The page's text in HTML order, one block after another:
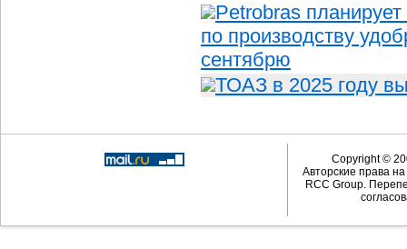
Petrobras
по производству
сентябрю
ТОАЗ в 2025 году
Copyright ©
Авторские права
RCC Group.